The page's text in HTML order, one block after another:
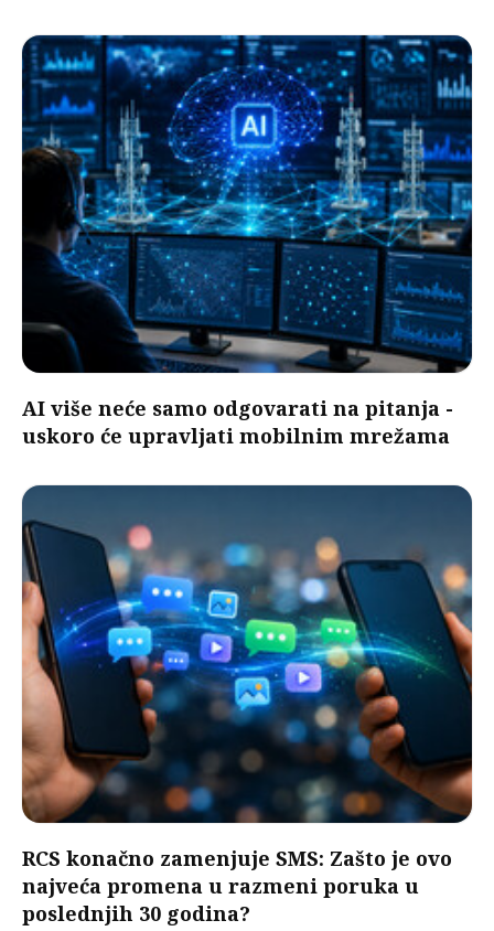
AI više neće samo odgovarati na pitanja -
uskoro će upravljati mobilnim mrežama
RCS konačno zamenjuje SMS: Zašto je ovo
najveća promena u razmeni poruka u
poslednjih 30 godina?